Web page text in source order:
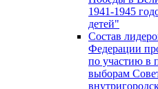
1941-1945
детей"
Состав
Федерации
по участию в
выборам